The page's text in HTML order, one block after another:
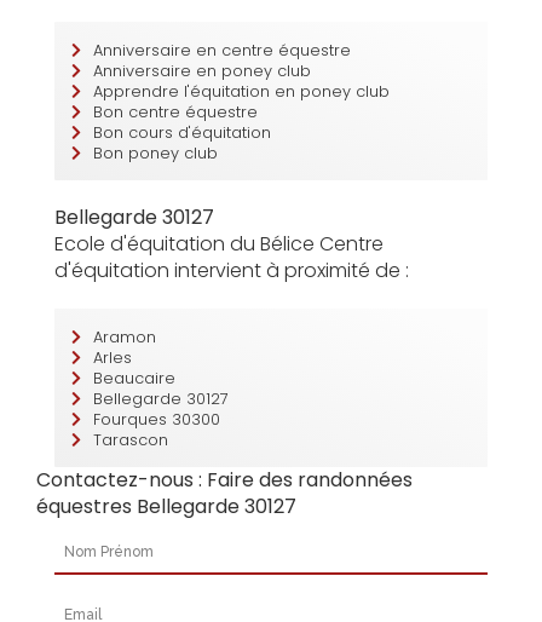
Anniversaire en centre équestre
Anniversaire en poney club
Apprendre l'équitation en poney club
Bon centre équestre
Bon cours d'équitation
Bon poney club
Bellegarde 30127
Ecole d'équitation du Bélice Centre
d'équitation intervient à proximité de :
Aramon
Arles
Beaucaire
Bellegarde 30127
Fourques 30300
Tarascon
Contactez-nous : Faire des randonnées
équestres Bellegarde 30127
Nom Prénom
Email